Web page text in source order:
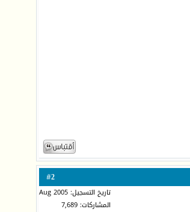
2
تاريخ التسجيل: Aug 2005
المشاركات: 7,689